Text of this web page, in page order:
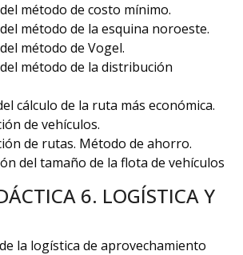
método de costo mínimo.
método de la esquina noroeste.
método de Vogel.
método de la distribución
cálculo de la ruta más económica.
de vehículos.
de rutas. Método de ahorro.
del tamaño de la flota de vehículos
6. LOGÍSTICA Y
la logística de aprovechamiento